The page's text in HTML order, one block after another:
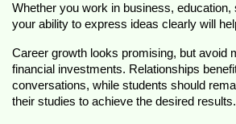
Whether you work in business, education,
your ability to express ideas clearly will
Career growth looks promising, but avoid
financial investments. Relationships
conversations, while students should
their studies to achieve the desired results.